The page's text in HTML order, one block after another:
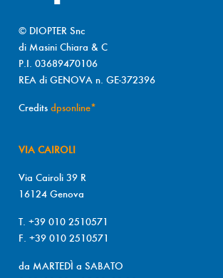
© DIOPTER Snc
di Masini Chiara & C
P.I. 03689470106
REA di GENOVA n. GE-372396
Credits dpsonline*
VIA CAIROLI
Via Cairoli 39 R
16124 Genova
T. +39 010 2510571
F. +39 010 2510571
da MARTEDÌ a SABATO